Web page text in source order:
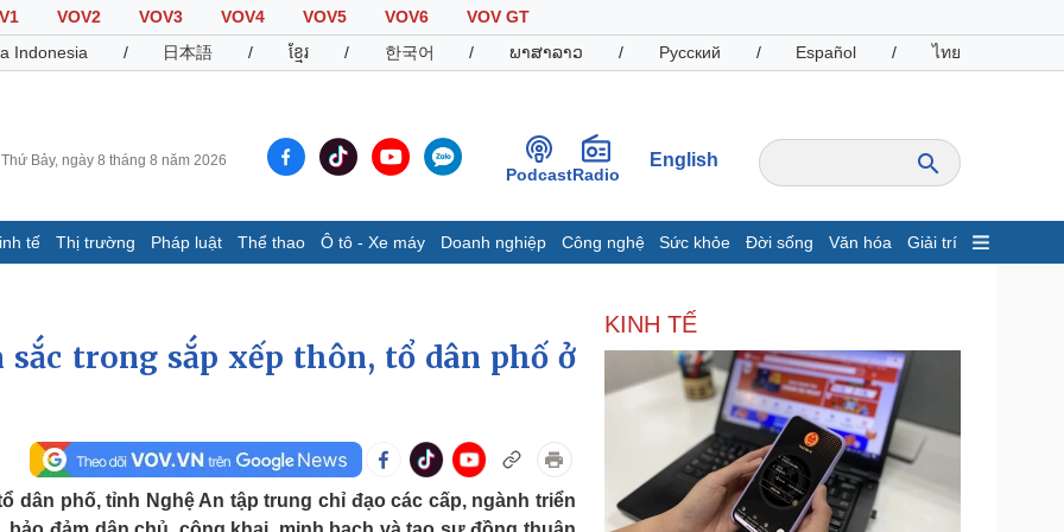
VOV2 VOV3 VOV4 VOV5 VOV6
VOV GT
Indonesia
/ 日本語 / ខ្មែរ / 한국어 / ພາສາລາວ / Русский / Español / ไทย
Thứ Bảy, ngày 8 tháng 8 năm 2026
PodcastRadio
English
tế Thị trường Pháp luật Thể thao Ô tô - Xe máy Doanh nghiệp Công nghệ Sức khỏe Đời sống Văn hóa Giải trí
Cuộc sống đó đây
Hồ sơ
Ảnh
E-Magazine
Bất động sản
Khởi nghiệp
Tiêu dùng
Tỷ giá
Chứng khoán
Giá cà phê
Thể thao
Bóng đá
Ô tô - Xe máy
Ô tô
Doanh nghiệp
Thông tin doanh nghiệp
Công nghệ
Sành điệu
trong sắp xếp thôn, tổ dân phố ở
dân phố, tỉnh Nghệ An tập trung chỉ đạo các cấp, ngành triển
KINH TẾ